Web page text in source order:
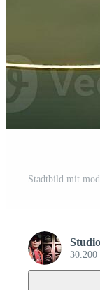
Stadtbild mit
30.200